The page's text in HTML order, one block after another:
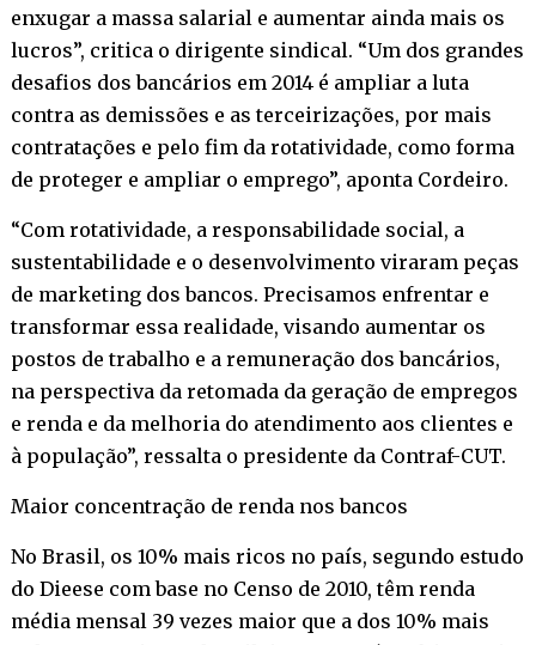
enxugar a massa salarial e aumentar ainda mais os
lucros”, critica o dirigente sindical. “Um dos grandes
desafios dos bancários em 2014 é ampliar a luta
contra as demissões e as terceirizações, por mais
contratações e pelo fim da rotatividade, como forma
de proteger e ampliar o emprego”, aponta Cordeiro.
“Com rotatividade, a responsabilidade social, a
sustentabilidade e o desenvolvimento viraram peças
de marketing dos bancos. Precisamos enfrentar e
transformar essa realidade, visando aumentar os
postos de trabalho e a remuneração dos bancários,
na perspectiva da retomada da geração de empregos
e renda e da melhoria do atendimento aos clientes e
à população”, ressalta o presidente da Contraf-CUT.
Maior concentração de renda nos bancos
No Brasil, os 10% mais ricos no país, segundo estudo
do Dieese com base no Censo de 2010, têm renda
média mensal 39 vezes maior que a dos 10% mais